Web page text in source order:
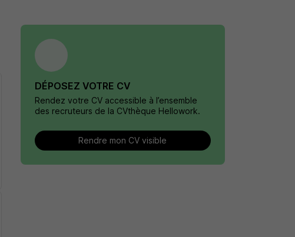
DÉPOSEZ VOTRE CV
Rendez votre CV accessible à l’ensemble
des recruteurs de la CVthèque Hellowork.
Rendre mon CV visible